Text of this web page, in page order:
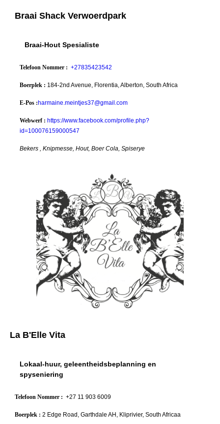
Braai Shack Verwoerdpark
Braai-Hout Spesialiste
Telefoon Nommer : +27835423542
Boerplek : 184-2nd Avenue, Florentia, Alberton, South Africa
E-Pos :harmaine.meintjes37@gmail.com
Webwerf : https://www.facebook.com/profile.php?
id=100076159000547
Bekers , Knipmesse, Hout, Boer Cola, Spiserye
La B'Elle Vita
Lokaal-huur, geleentheidsbeplanning en
spyseniering
Telefoon Nommer : +27 11 903 6009
Boerplek : 2 Edge Road, Garthdale AH, Kliprivier, South Africaa